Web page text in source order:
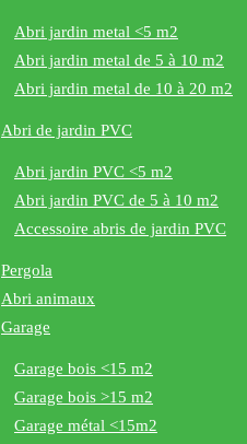
Abri jardin metal <5 m2
Abri jardin metal de 5 à 10 m2
Abri jardin metal de 10 à 20 m2
Abri de jardin PVC
Abri jardin PVC <5 m2
Abri jardin PVC de 5 à 10 m2
Accessoire abris de jardin PVC
Pergola
Abri animaux
Garage
Garage bois <15 m2
Garage bois >15 m2
Garage métal <15m2